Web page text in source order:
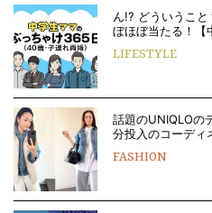
ん!? どういうこ
ぼほぼ当たる！
LIFESTYLE
話題のUNIQLOの
分投入のコーディ
FASHION